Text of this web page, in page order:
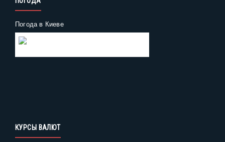
Погода в Киеве
КУРСЫ ВАЛЮТ